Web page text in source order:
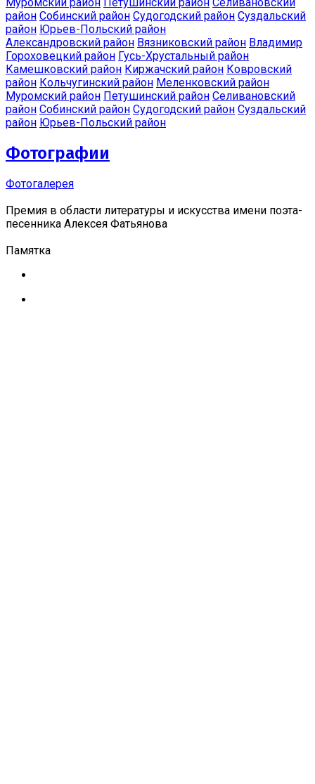
район Собинский район Судогодский район Суздальский
район Юрьев-Польский район
Александровский район Вязниковский район Владимир
Гороховецкий район Гусь-Хрустальный район
Камешковский район Киржачский район Ковровский
район Кольчугинский район Меленковский район
Муромский район Петушинский район Селивановский
район Собинский район Судогодский район Суздальский
район Юрьев-Польский район
Фотографии
Фотогалерея
Премия в области литературы и искусства имени поэта-
песенника Алексея Фатьянова
Памятка